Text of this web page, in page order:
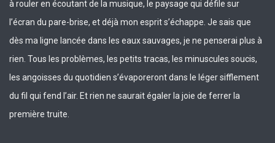
à rouler en écoutant de la musique, le paysage qui défile sur
l’écran du pare-brise, et déjà mon esprit s’échappe. Je sais que
dès ma ligne lancée dans les eaux sauvages, je ne penserai plus à
rien. Tous les problèmes, les petits tracas, les minuscules soucis,
les angoisses du quotidien s’évaporeront dans le léger sifflement
du fil qui fend l’air. Et rien ne saurait égaler la joie de ferrer la
première truite.